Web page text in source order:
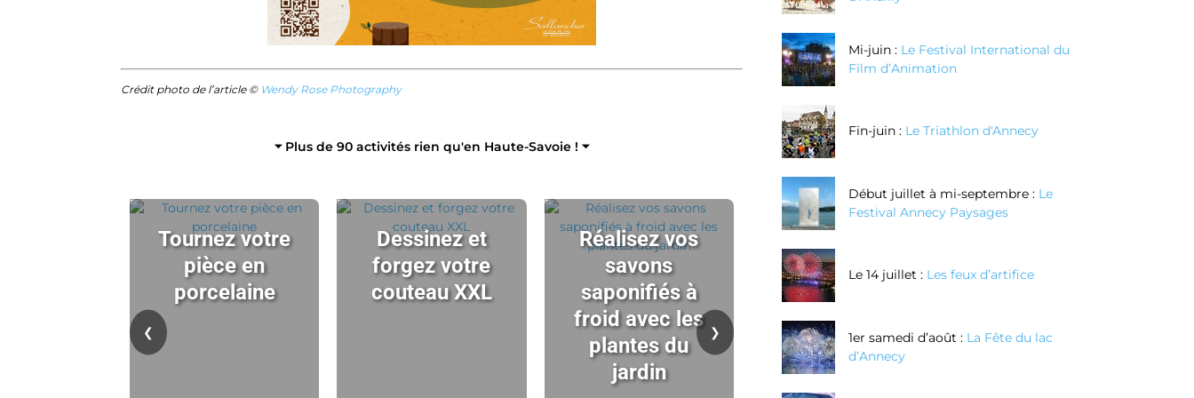
Crédit photo de l’article © Wendy Rose Photography
⏷ Plus de 90 activités rien qu'en Haute-Savoie ! ⏷
Tournez votre
pièce en
porcelaine
Dessinez et
forgez votre
couteau XXL
Réalisez vos
savons
saponifiés à
froid avec les
plantes du
jardin
Réalisez vos
couteaux au
choix grâce à la
technique de
l'enlèvement de
matière
bague en
❮ ❯
Mi-juin : Le Festival International du
Film d’Animation
Fin-juin : Le Triathlon d'Annecy
Début juillet à mi-septembre : Le
Festival Annecy Paysages
Le 14 juillet : Les feux d’artifice
1er samedi d’août : La Fête du lac
d’Annecy